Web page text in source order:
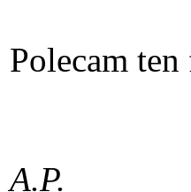
Polecam
A.P.